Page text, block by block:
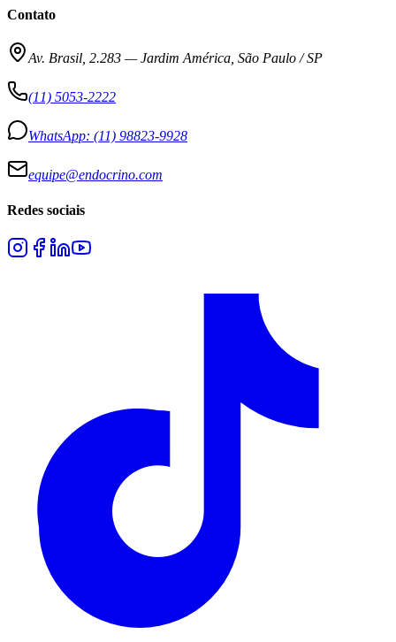
Contato
Av. Brasil, 2.283 —Jardim América, São Paulo / SP
(11) 5053-2222
WhatsApp: (11) 98823-9928
equipe@endocrino.com
Redes sociais